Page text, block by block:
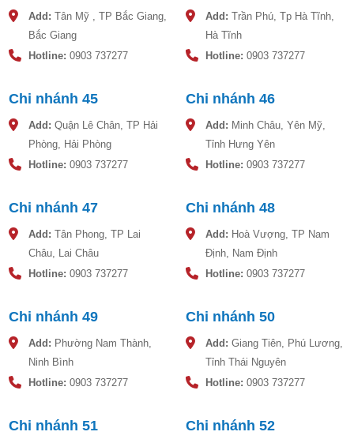
Bảo trì bảo dưỡng bồn nước nhựa Đại Thành 10000L
bảo dưỡng sản phẩm, súc rửa lòng trong bồn nước nhựa.
lắp trên sản phẩm như cút nước – gioăng cao su để ngăn
chặn sớm các nguy cơ có thể sảy ra hỏng hóc trong quá trình
sử dụng.
cập để có hướng xử lý, loại bỏ các ngoại lực tác động vào
Xem thêm cách lắp đặt bồn nước nhựa Đại Thành
10000L đứng tốt nhất
Video hướng dẫn lắp đặt bồn nước
Add: Tân Mỹ , TP Bắc Giang,
Bắc Giang
Hotline: 0903 737277
Add: Trần Phú, Tp Hà Tĩnh,
Hà Tĩnh
Hotline: 0903 737277
Chi nhánh 45
Add: Quận Lê Chân, TP Hải
Phòng, Hải Phòng
Hotline: 0903 737277
Chi nhánh 46
Add: Minh Châu, Yên Mỹ,
Tỉnh Hưng Yên
Hotline: 0903 737277
Chi nhánh 47
Add: Tân Phong, TP Lai
Châu, Lai Châu
Hotline: 0903 737277
Chi nhánh 48
Add: Hoà Vượng, TP Nam
Định, Nam Định
Hotline: 0903 737277
Chi nhánh 49
Add: Phường Nam Thành,
Ninh Bình
Hotline: 0903 737277
Chi nhánh 50
Add: Giang Tiên, Phú Lương,
Tỉnh Thái Nguyên
Hotline: 0903 737277
Chi nhánh 51 Chi nhánh 52